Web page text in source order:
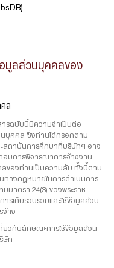
อมูลส่วนบุคคลของ
ล
รฉบับนี้มีความจำเป็นต่อ
นบุคคล ซึ่งท่านได้กรอกตาม
สถาบันการศึกษาที่บริษัทฯ อาจ
บการพิจารณาการจ้างงาน
ลของท่านเป็นความลับ ทั้งนี้ตาม
ทางกฏหมายในการดำเนินการ
มาตรา 24(3) ของพระราช
เก็บรวบรวมและใช้ข้อมูลส่วน
จ้าง
ยวกับลักษณะการใช้ข้อมูลส่วน
ษัท